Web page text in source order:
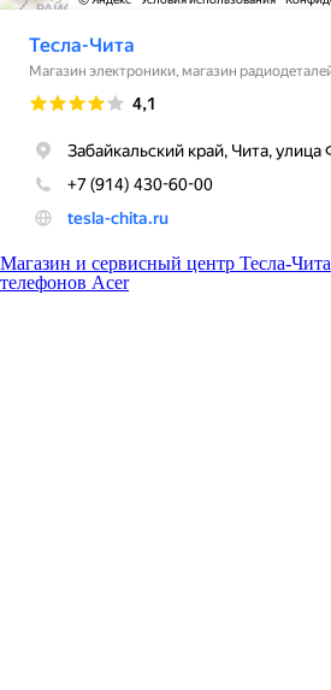
Магазин и сервисный центр Тесла-Чита
телефонов Acer